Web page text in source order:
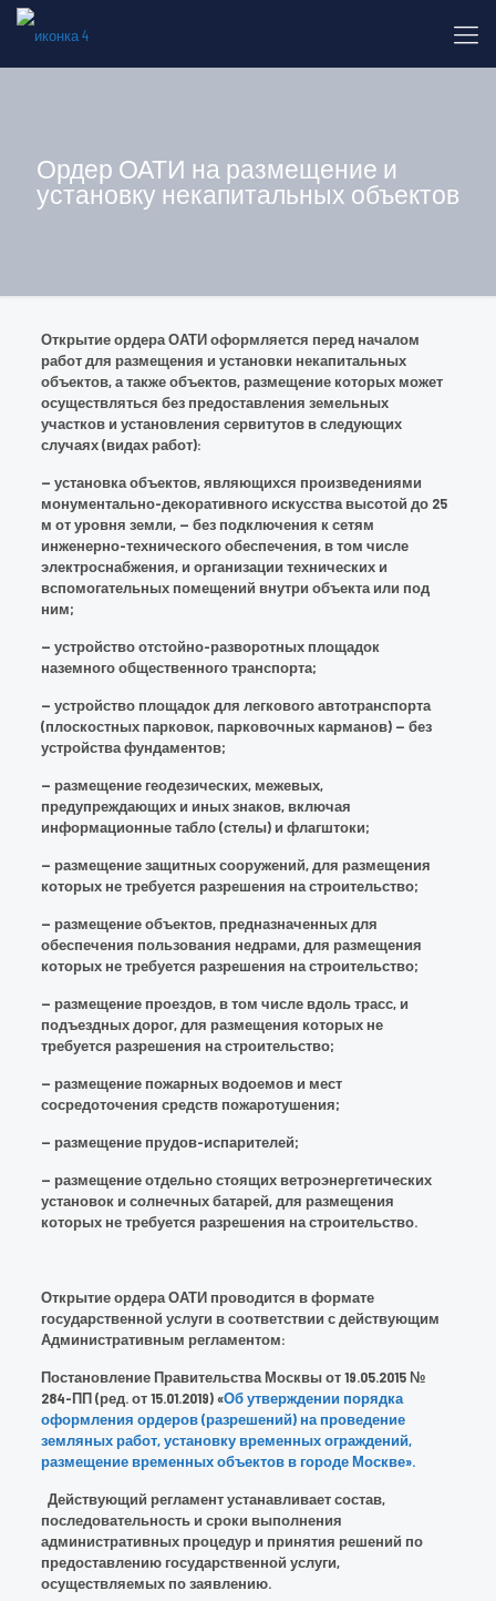
Ордер ОАТИ на размещение и
установку некапитальных объектов
Открытие ордера ОАТИ оформляется перед началом
работ для размещения и установки некапитальных
объектов, а также объектов, размещение которых может
осуществляться без предоставления земельных
участков и установления сервитутов в следующих
случаях (видах работ):
— установка объектов, являющихся произведениями
монументально-декоративного искусства высотой до 25
м от уровня земли, — без подключения к сетям
инженерно-технического обеспечения, в том числе
электроснабжения, и организации технических и
вспомогательных помещений внутри объекта или под
ним;
— устройство отстойно-разворотных площадок
наземного общественного транспорта;
— устройство площадок для легкового автотранспорта
(плоскостных парковок, парковочных карманов) — без
устройства фундаментов;
— размещение геодезических, межевых,
предупреждающих и иных знаков, включая
информационные табло (стелы) и флагштоки;
— размещение защитных сооружений, для размещения
которых не требуется разрешения на строительство;
— размещение объектов, предназначенных для
обеспечения пользования недрами, для размещения
которых не требуется разрешения на строительство;
— размещение проездов, в том числе вдоль трасс, и
подъездных дорог, для размещения которых не
требуется разрешения на строительство;
— размещение пожарных водоемов и мест
сосредоточения средств пожаротушения;
— размещение прудов-испарителей;
— размещение отдельно стоящих ветроэнергетических
установок и солнечных батарей, для размещения
которых не требуется разрешения на строительство.
Открытие ордера ОАТИ проводится в формате
государственной услуги в соответствии с действующим
Административным регламентом:
Постановление Правительства Москвы от 19.05.2015 №
284-ПП (ред. от 15.01.2019) «Об утверждении порядка
оформления ордеров (разрешений) на проведение
земляных работ, установку временных ограждений,
размещение временных объектов в городе Москве».
Действующий регламент устанавливает состав,
последовательность и сроки выполнения
административных процедур и принятия решений по
предоставлению государственной услуги,
осуществляемых по заявлению.